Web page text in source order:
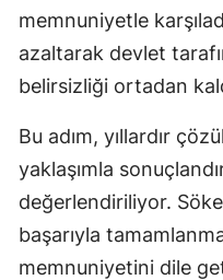
memnuniyetle
azaltarak devlet
belirsizliği ortadan
Bu adım, yıllardır
yaklaşımla
değerlendiriliyor.
başarıyla
memnuniyetini dile